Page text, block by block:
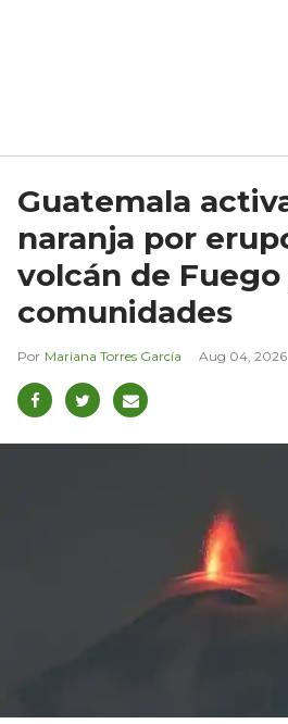
Guatemala
naranja por
volcán de Fuego
comunidades
Mariana Torres García Aug 04, 2026